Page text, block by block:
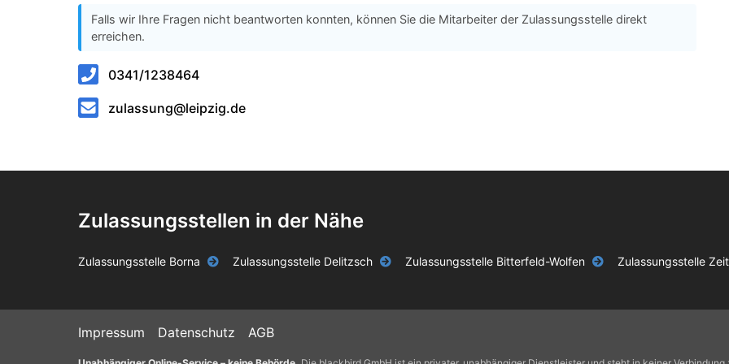
Falls wir Ihre Fragen nicht beantworten konnten, können Sie die Mitarbeiter der Zulassungsstelle direkt
erreichen.
0341/1238464
zulassung@leipzig.de
Zulassungsstellen in der Nähe
Zulassungsstelle Borna Zulassungsstelle Delitzsch Zulassungsstelle Bitterfeld-Wolfen Zulassungsstelle
Impressum Datenschutz AGB